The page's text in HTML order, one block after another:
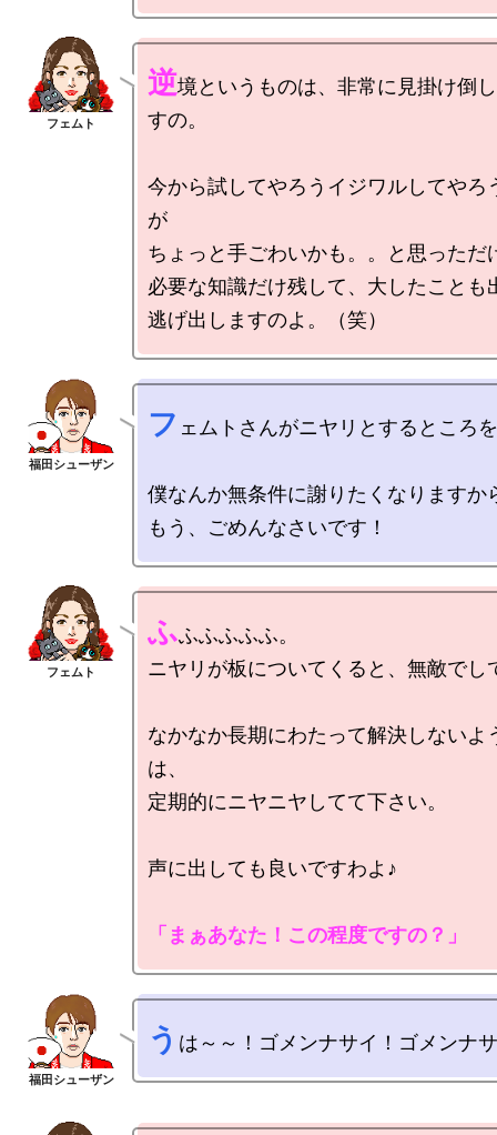
逆境というものは、非常に見掛け倒
すの。
今から試してやろうイジワルしてやろ
が
ちょっと手ごわいかも。。と思っただ
必要な知識だけ残して、大したことも
フ ェムトさんがニヤリとするところ
僕なんか無条件に謝りたくなりますか
ふふふふふふ。
ニヤリが板についてくると、無敵で
なかなか長期にわたって解決しないよ
は、
定期的にニヤニヤしてて下さい。
声に出しても良いですわよ♪
「まぁあなた！この程度ですの？」
う